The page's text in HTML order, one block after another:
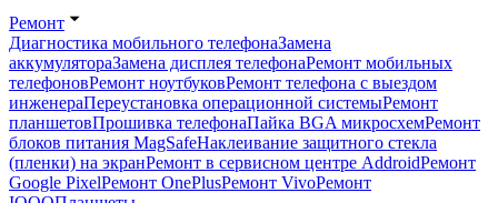
Ремонт
Диагностика мобильного телефонаЗамена
аккумулятораЗамена дисплея телефонаРемонт мобильных
телефоновРемонт ноутбуковРемонт телефона с выездом
инженераПереустановка операционной системыРемонт
планшетовПрошивка телефонаПайка BGA микросхемРемонт
блоков питания MagSafeНаклеивание защитного стекла
(пленки) на экранРемонт в сервисном центре AddroidРемонт
Google PixelРемонт OnePlusРемонт VivoРемонт